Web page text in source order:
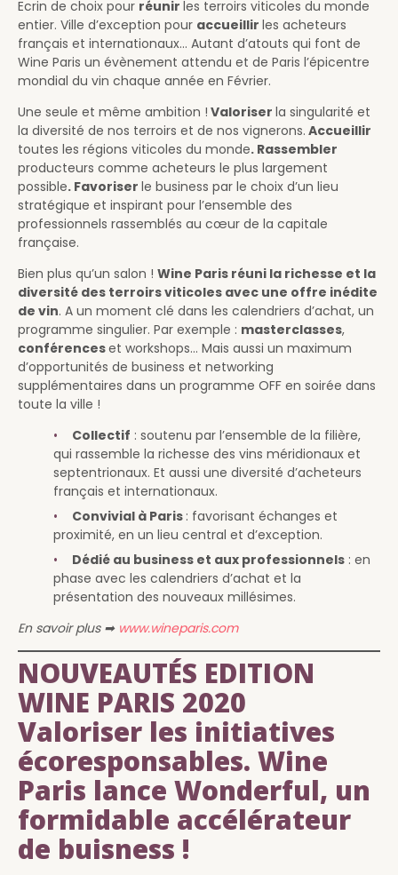
Ecrin de choix pour réunir les terroirs viticoles du monde
entier. Ville d’exception pour accueillir les acheteurs
français et internationaux... Autant d’atouts qui font de
Wine Paris un évènement attendu et de Paris l’épicentre
mondial du vin chaque année en Février.
Une seule et même ambition ! Valoriser la singularité et
la diversité de nos terroirs et de nos vignerons. Accueillir
toutes les régions viticoles du monde. Rassembler
producteurs comme acheteurs le plus largement
possible. Favoriser le business par le choix d’un lieu
stratégique et inspirant pour l’ensemble des
professionnels rassemblés au cœur de la capitale
française.
Bien plus qu’un salon ! Wine Paris réuni la richesse et la
diversité des terroirs viticoles avec une offre inédite
de vin. A un moment clé dans les calendriers d’achat, un
programme singulier. Par exemple : masterclasses,
conférenceset workshops... Mais aussi un maximum
d’opportunités de business et networking
supplémentaires dans un programme OFF en soirée dans
toute la ville !
Collectif : soutenu par l’ensemble de la filière,
qui rassemble la richesse des vins méridionaux et
septentrionaux. Et aussi une diversité d’acheteurs
français et internationaux.
Convivial à Paris : favorisant échanges et
proximité, en un lieu central et d’exception.
Dédié au business et aux professionnels: en
phase avec les calendriers d’achat et la
présentation des nouveaux millésimes.
En savoir plus ➡ www.wineparis.com
NOUVEAUTÉS EDITION
WINE PARIS 2020
Valoriser les initiatives
écoresponsables. Wine
Paris lance Wonderful, un
formidable accélérateur
de buisness !